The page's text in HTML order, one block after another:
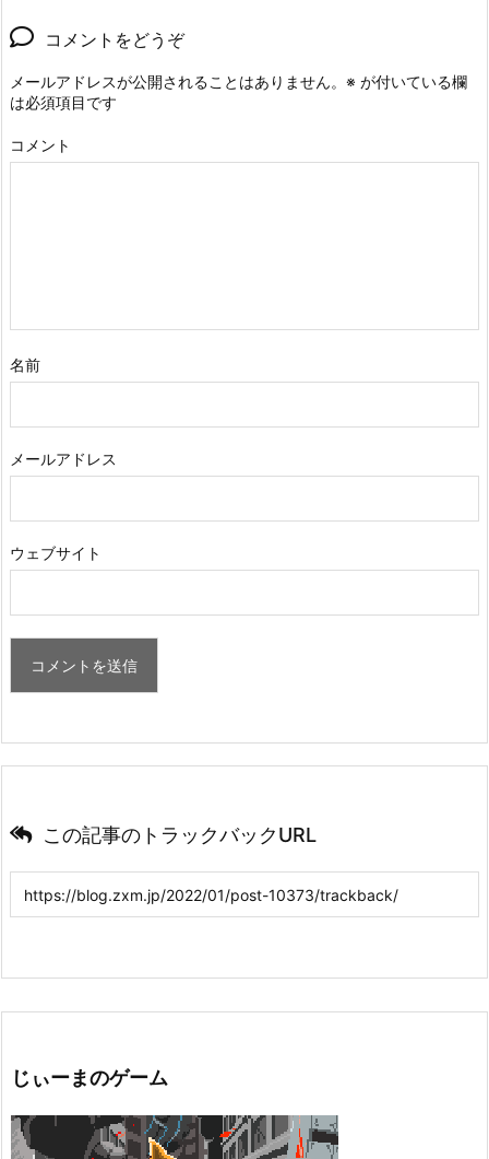
コメントをどうぞ
メールアドレスが公開されることはありません。 ※ が付いている欄
は必須項目です
コメント
名前
メールアドレス
ウェブサイト
この記事のトラックバックURL
じぃーまのゲーム